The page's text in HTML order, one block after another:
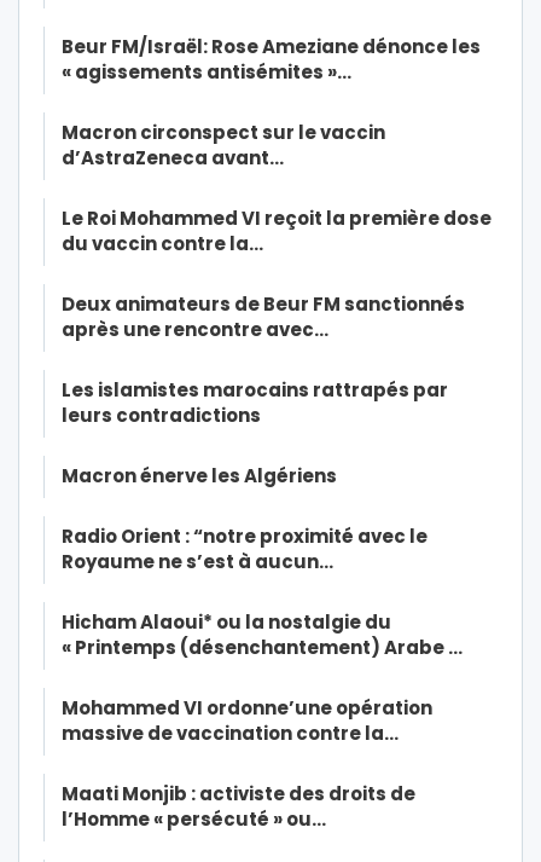
Beur FM/Israël: Rose Ameziane dénonce les
« agissements antisémites »…
Macron circonspect sur le vaccin
d’AstraZeneca avant…
Le Roi Mohammed VI reçoit la première dose
du vaccin contre la…
Deux animateurs de Beur FM sanctionnés
après une rencontre avec…
Les islamistes marocains rattrapés par
leurs contradictions
Macron énerve les Algériens
Radio Orient : “notre proximité avec le
Royaume ne s’est à aucun…
Hicham Alaoui* ou la nostalgie du
« Printemps (désenchantement) Arabe …
Mohammed VI ordonne’une opération
massive de vaccination contre la…
Maati Monjib : activiste des droits de
l’Homme « persécuté » ou…